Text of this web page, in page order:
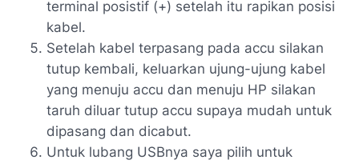
terminal posistif (+) setelah itu rapikan posisi
kabel.
Setelah kabel terpasang pada accu silakan
tutup kembali, keluarkan ujung-ujung kabel
yang menuju accu dan menuju HP silakan
taruh diluar tutup accu supaya mudah untuk
dipasang dan dicabut.
Untuk lubang USBnya saya pilih untuk